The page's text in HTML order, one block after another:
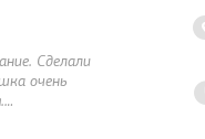
Сделали
очень